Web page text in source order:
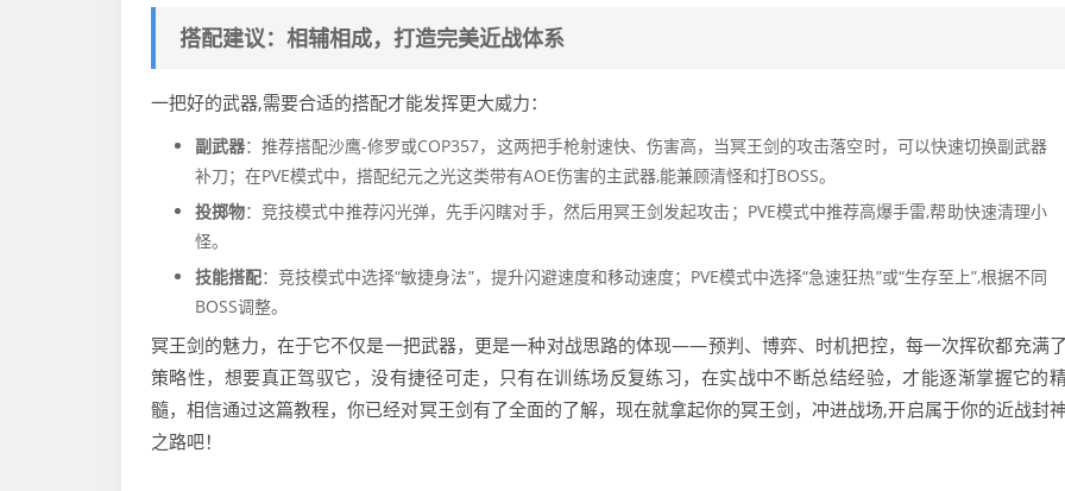
搭配建议：相辅相成，打造完美近战体系
一把好的武器,需要合适的搭配才能发挥更大威力：
副武器：推荐搭配沙鹰-修罗或COP357，这两把手枪射速快、伤害高，当冥王剑的攻击落空时，可以快速切换副武器
补刀；在PVE模式中，搭配纪元之光这类带有AOE伤害的主武器,能兼顾清怪和打BOSS。
投掷物：竞技模式中推荐闪光弹，先手闪瞎对手，然后用冥王剑发起攻击；PVE模式中推荐高爆手雷,帮助快速清理小
怪。
技能搭配：竞技模式中选择“敏捷身法”，提升闪避速度和移动速度；PVE模式中选择“急速狂热”或“生存至上”,根据不同
BOSS调整。
冥王剑的魅力，在于它不仅是一把武器，更是一种对战思路的体现——预判、博弈、时机把控，每一次挥砍都充满了
策略性，想要真正驾驭它，没有捷径可走，只有在训练场反复练习，在实战中不断总结经验，才能逐渐掌握它的
髓，相信通过这篇教程，你已经对冥王剑有了全面的了解，现在就拿起你的冥王剑，冲进战场,开启属于你的近战封神
之路吧！